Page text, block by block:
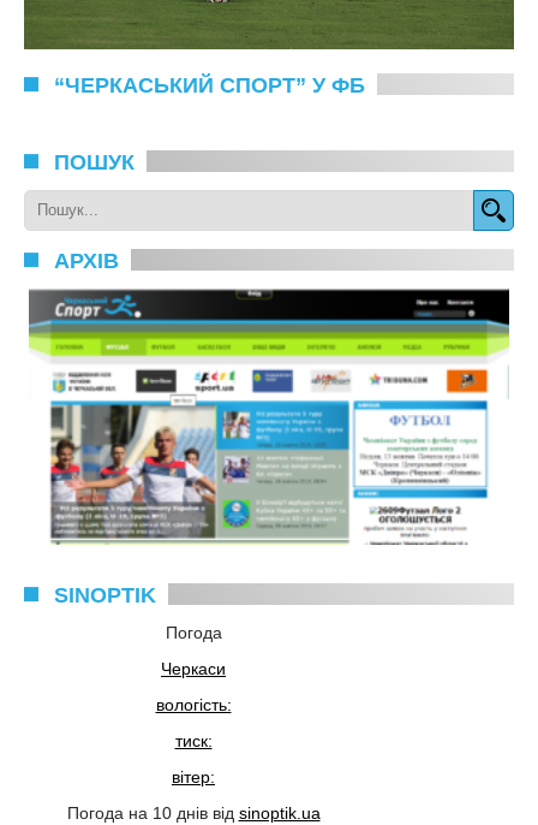
“ЧЕРКАСЬКИЙ СПОРТ” У ФБ
ПОШУК
АРХІВ
SINOPTIK
Погода
Черкаси
вологість:
тиск:
вітер:
Погода на 10 днів від sinoptik.ua